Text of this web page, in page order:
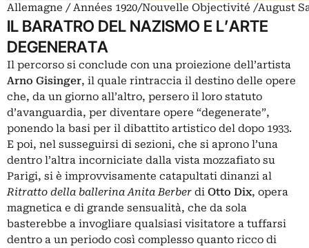
Allemagne / Années 1920/Nouvelle Objectivité /August
IL BARATRO DEL NAZISMO E L’ARTE
DEGENERATA
Il percorso si conclude con una proiezione dell’artista
Arno Gisinger, il quale rintraccia il destino delle opere
che, da un giorno all’altro, persero il loro statuto
d’avanguardia, per diventare opere “degenerate”,
ponendo la basi per il dibattito artistico del dopo 1933.
E poi, nel susseguirsi di sezioni, che si aprono l’una
dentro l’altra incorniciate dalla vista mozzafiato su
Parigi, si è improvvisamente catapultati dinanzi al
Ritratto della ballerina Anita Berber di Otto Dix, opera
magnetica e di grande sensualità, che da sola
basterebbe a invogliare qualsiasi visitatore a tuffarsi
dentro a un periodo così complesso quanto ricco di